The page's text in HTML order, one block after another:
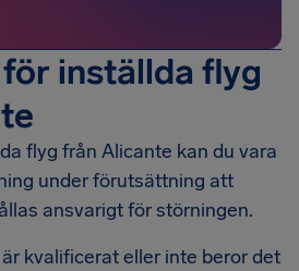
inställda flyg
flyg från Alicante kan du vara
under förutsättning att
ansvarigt för störningen.
kvalificerat eller inte beror det